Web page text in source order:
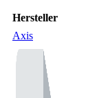
Hersteller
Axis